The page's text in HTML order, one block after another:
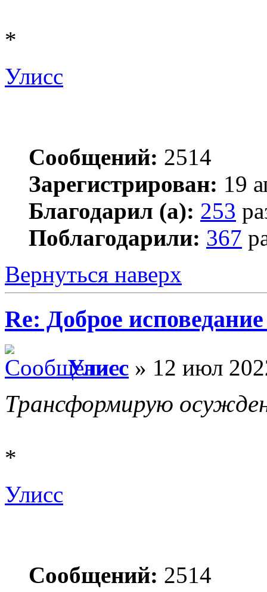
*
Улисс
Сообщений: 2514
Зарегистрирован: 19
Благодарил (а): 253
Поблагодарили: 367
Вернуться наверх
Re: Доброе
Улисс » 12 июл
Трансформирую
*
Улисс
Сообщений: 2514